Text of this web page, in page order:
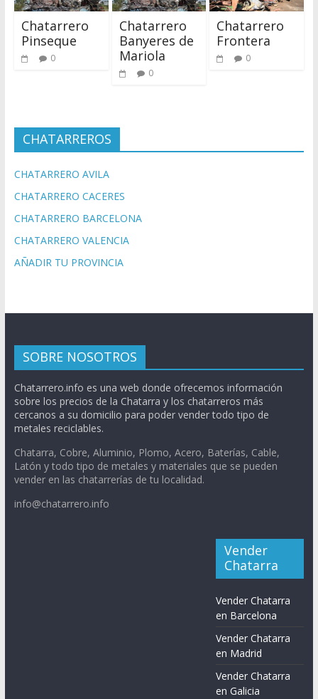
Chatarrero
Pinseque
0
Chatarrero
Banyeres de
Mariola
0
Chatarrero
Frontera
0
CHATARREROS
CHATARRERO AVILA
CHATARRERO CACERES
CHATARRERO BARCELONA
CHATARRERO VALENCIA
AÑADIR TU PROVINCIA
SOBRE NOSOTROS
Chatarrero.info es una web donde ofrecemos información
sobre los precios de la Chatarra y los chatarreros más
cercanos a su domicilio para poder vender todo tipo de
metales reciclables.
Chatarra, Cobre, Aluminio, Plomo, Acero, Baterías, Cable,
Latón y todo tipo de metales y materiales que se pueden
vender en las chatarrerías de tu localidad.
info@chatarrero.info
Vender
Chatarra
Vender Chatarra
en Barcelona
Vender Chatarra
en Madrid
Vender Chatarra
en Galicia